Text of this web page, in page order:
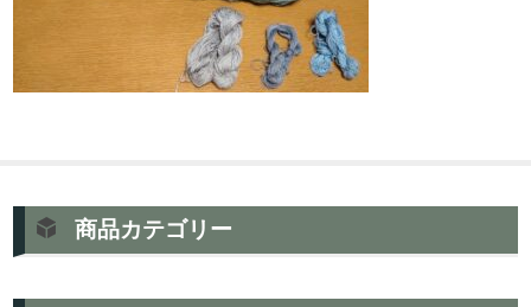
商品カテゴリー